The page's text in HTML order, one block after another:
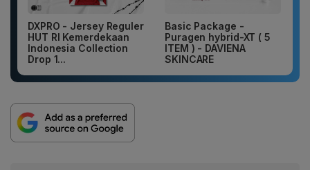
DXPRO - Jersey Reguler
HUT RI Kemerdekaan
Indonesia Collection
Drop 1...
Basic Package -
Puragen hybrid-XT ( 5
ITEM ) - DAVIENA
SKINCARE